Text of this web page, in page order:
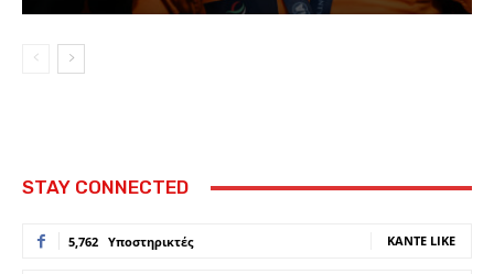
STAY CONNECTED
5,762 Υποστηρικτές ΚΆΝΤΕ LIKE